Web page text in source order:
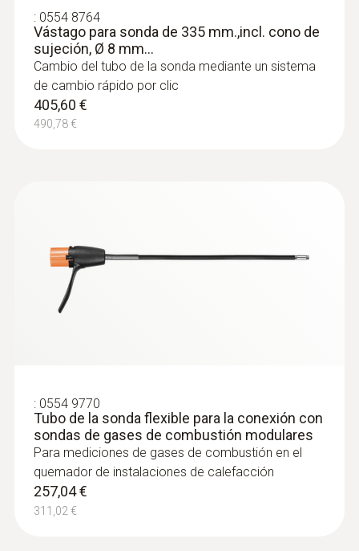
:0564 3002 01
: 0554 8764
Vástago para sonda de 335 mm.,incl. cono de
sujeción, Ø 8 mm...
Cambio del tubo de la sonda mediante un sistema
de cambio rápido por clic
405,60 €
490,78 €
: 0554 9770
Tubo de la sonda flexible para la conexión con
sondas de gases de combustión modulares
Para mediciones de gases de combustión en el
quemador de instalaciones de calefacción
257,04 €
311,02 €